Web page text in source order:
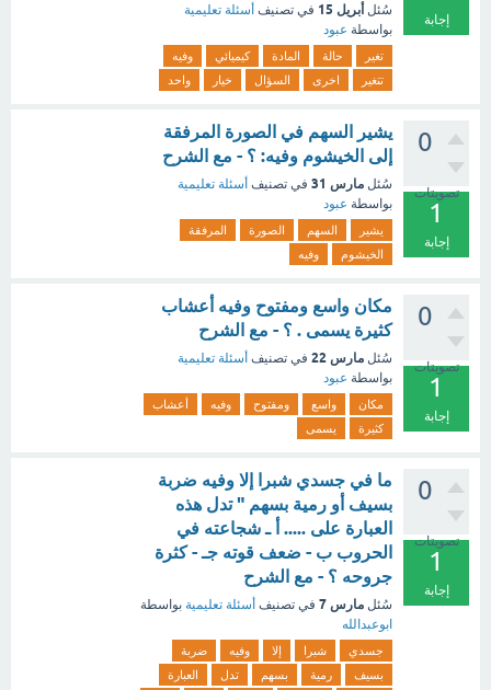
إجابة
سُئل أبريل 15 في تصنيف أسئلة تعليمية
بواسطة عبود
تغير حالة المادة كيميائي
وفيه
تتغير
اخرى السؤال خيار واحد
0
تصويتات
1
إجابة
يشير السهم في الصورة المرفقة
إلى الخيشوم وفيه: ؟ - مع الشرح
سُئل مارس 31 في تصنيف أسئلة تعليمية
بواسطة عبود
يشير السهم الصورة
المرفقة
الخيشوم
وفيه
0
تصويتات
1
إجابة
مكان واسع ومفتوح وفيه أعشاب
كثيرة يسمى . ؟ - مع الشرح
سُئل مارس 22 في تصنيف أسئلة تعليمية
بواسطة عبود
مكان واسع ومفتوح وفيه
أعشاب
كثيرة
يسمى
0
تصويتات
1
إجابة
ما في جسدي شبرا إلا وفيه ضربة
بسيف أو رمية بسهم " تدل هذه
العبارة على ..... أ ـ شجاعته في
الحروب ب - ضعف قوته جـ - كثرة
جروحه ؟ - مع الشرح
سُئل مارس 7 في تصنيف أسئلة تعليمية بواسطة
ابوعبدالله
جسدي شبرا إلا وفيه
ضربة
بسيف
رمية بسهم تدل
العبارة